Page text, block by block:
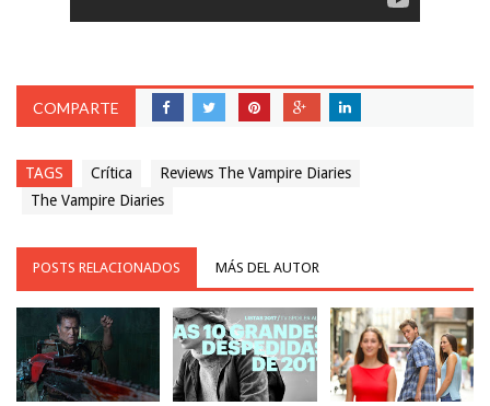
COMPARTE
TAGS Crítica
Reviews The Vampire Diaries
The Vampire Diaries
POSTS RELACIONADOS MÁS DEL AUTOR